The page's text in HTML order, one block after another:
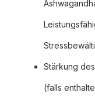
Stärkung
(falls